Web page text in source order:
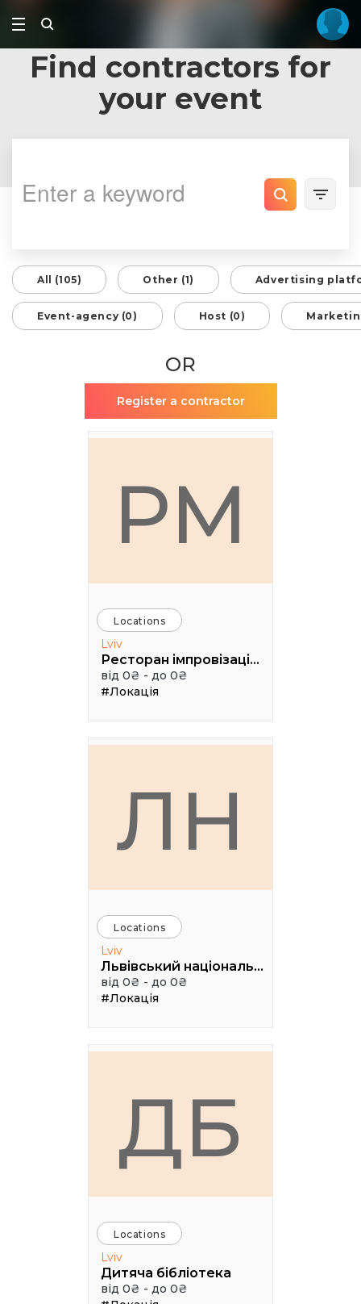
Find contractors for
your event
All (105) Other (1) Advertising
Event-agency (0) Host (0)
OR
Register a contractor
РМ
Locations
Lviv
Ресторан імпровізацій Грушевський cinema jazz
від 0₴ - до 0₴
#Локація
ЛН
Locations
Lviv
Львівський національний академічний театр опери та балету імені Соломії Крушельницької
від 0₴ - до 0₴
#Локація
ДБ
Locations
Lviv
Дитяча бібліотека
від 0₴ - до 0₴